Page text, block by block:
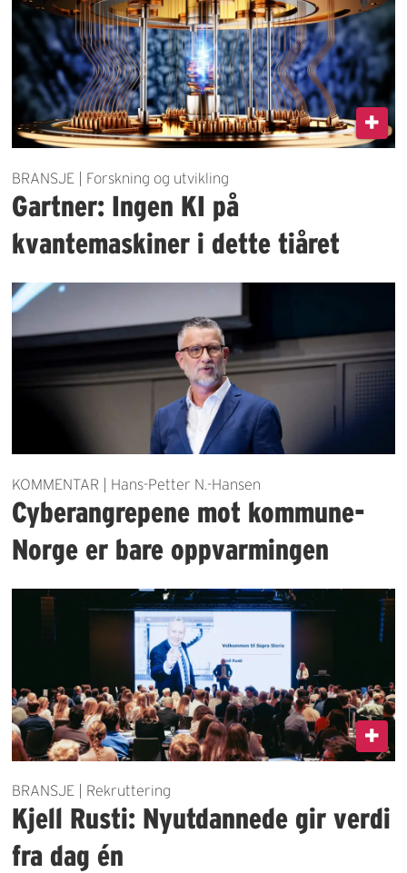
BRANSJE | Forskning og utvikling
Gartner: Ingen KI på
kvantemaskiner i dette tiåret
KOMMENTAR | Hans-Petter N.-Hansen
Cyberangrepene mot kommune-
Norge er bare oppvarmingen
BRANSJE | Rekruttering
Kjell Rusti: Nyutdannede gir verdi
fra dag én